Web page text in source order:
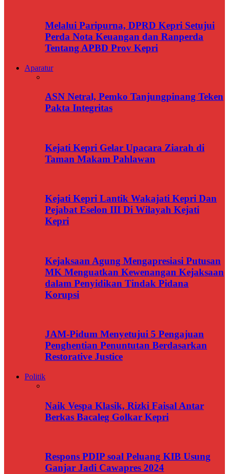
Melalui Paripurna, DPRD Kepri Setujui
Perda Nota Keuangan dan Ranperda
Tentang APBD Prov Kepri
Aparatur
ASN Netral, Pemko Tanjungpinang Teken
Pakta Integritas
Kejati Kepri Gelar Upacara Ziarah di
Taman Makam Pahlawan
Kejati Kepri Lantik Wakajati Kepri Dan
Pejabat Eselon III Di Wilayah Kejati
Kepri
Kejaksaan Agung Mengapresiasi Putusan
MK Menguatkan Kewenangan Kejaksaan
dalam Penyidikan Tindak Pidana
Korupsi
JAM-Pidum Menyetujui 5 Pengajuan
Penghentian Penuntutan Berdasarkan
Restorative Justice
Politik
Naik Vespa Klasik, Rizki Faisal Antar
Berkas Bacaleg Golkar Kepri
Respons PDIP soal Peluang KIB Usung
Ganjar Jadi Cawapres 2024